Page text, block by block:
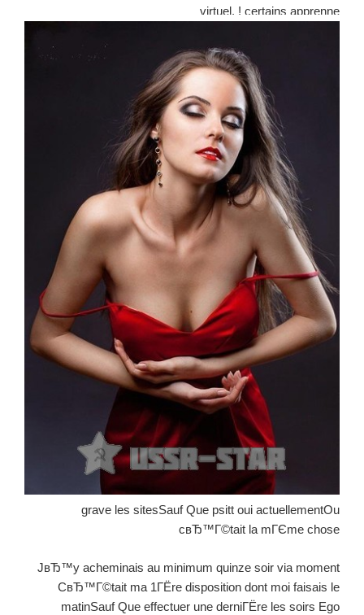
virtuel, ! certains apprenne
grave les sitesSauf Que psitt oui actuellementOu
cвЂ™Г©tait la mГЄme chose
JвЂ™y acheminais au minimum quinze soir via moment
CвЂ™Г©tait ma 1ГЁre disposition dont moi faisais le
matinSauf Que effectuer une derniГЁre les soirs Ego